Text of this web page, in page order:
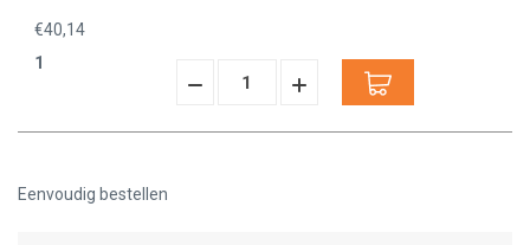
€40,14
1
Hoeveelheid
Verminderen:
Hoeveelheid
verhogen:
Eenvoudig bestellen